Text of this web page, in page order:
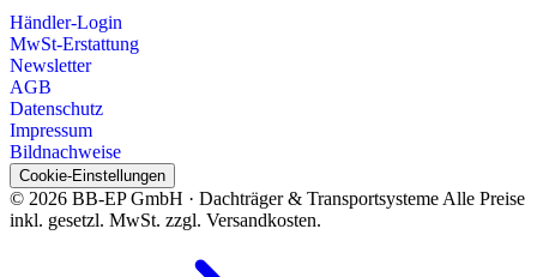
Händler-Login
MwSt-Erstattung
Newsletter
AGB
Datenschutz
Impressum
Bildnachweise
Cookie-Einstellungen
© 2026 BB-EP GmbH · Dachträger & Transportsysteme Alle Preise
inkl. gesetzl. MwSt. zzgl. Versandkosten.